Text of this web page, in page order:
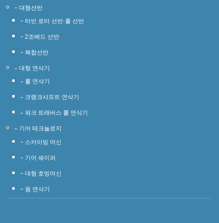
대형선반
터빈 로터 선반·롤 선반
2조베드 선반
복합선반
대형 연삭기
롤 연삭기
크랭크샤프트 연삭기
워크 트래버스 롤 연삭기
기어 테크놀로지
스카이빙 머신
기어 쉐이퍼
대형 호빙머신
웜 연삭기